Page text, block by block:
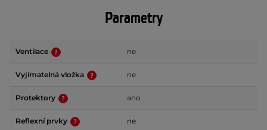
Parametry
Ventilace ne
Vyjímatelná vložka ne
Protektory ano
Reflexní prvky ne